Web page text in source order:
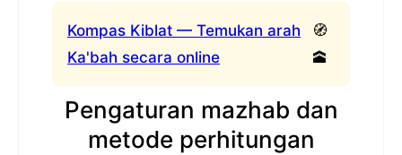
Kompas Kiblat — Temukan arah
Ka'bah secara online
🧭
🕋
Pengaturan mazhab dan
metode perhitungan